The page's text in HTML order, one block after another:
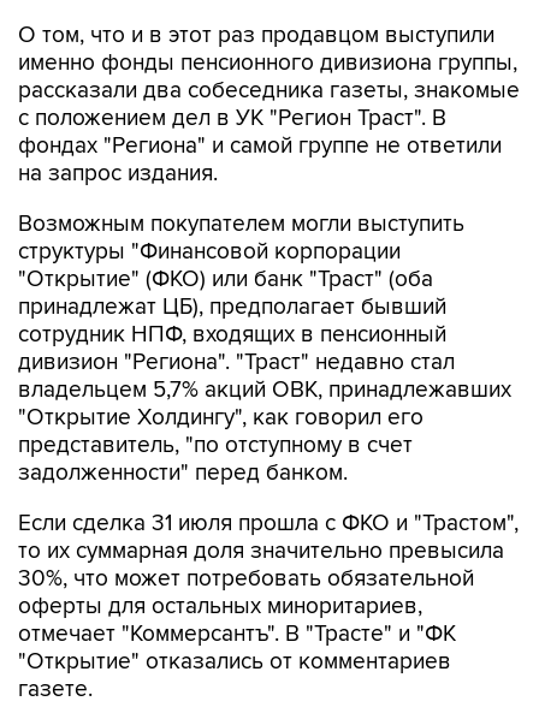
О том, что и в этот раз продавцом выступили
именно фонды пенсионного дивизиона группы,
рассказали два собеседника газеты, знакомые
с положением дел в УК "Регион Траст". В
фондах "Региона" и самой группе не ответили
на запрос издания.
Возможным покупателем могли выступить
структуры "Финансовой корпорации
"Открытие" (ФКО) или банк "Траст" (оба
принадлежат ЦБ), предполагает бывший
сотрудник НПФ, входящих в пенсионный
дивизион "Региона". "Траст" недавно стал
владельцем 5,7% акций ОВК, принадлежавших
"Открытие Холдингу", как говорил его
представитель, "по отступному в счет
задолженности" перед банком.
Если сделка 31 июля прошла с ФКО и "Трастом",
то их суммарная доля значительно превысила
30%, что может потребовать обязательной
оферты для остальных миноритариев,
отмечает "Коммерсантъ". В "Трасте" и "ФК
"Открытие" отказались от комментариев
газете.